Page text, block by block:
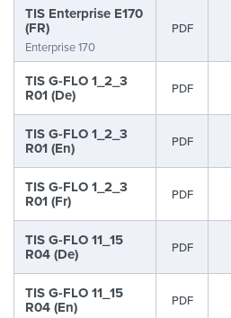
TIS Enterprise E170
(FR)
Enterprise 170
PDF
TIS G-FLO 1_2_3
R01 (De) PDF
TIS G-FLO 1_2_3
R01 (En) PDF
TIS G-FLO 1_2_3
R01 (Fr) PDF
TIS G-FLO 11_15
R04 (De) PDF
TIS G-FLO 11_15
R04 (En) PDF